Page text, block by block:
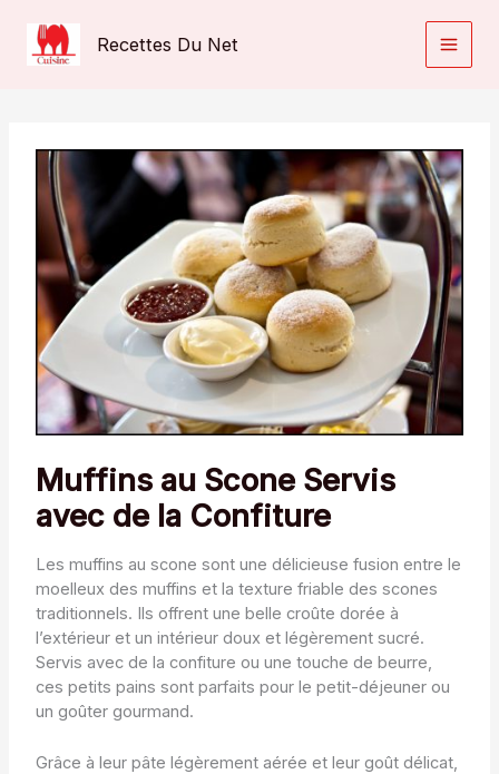
contenu
Recettes Du Net
Muffins au Scone Servis
avec de la Confiture
Les muffins au scone sont une délicieuse fusion entre le
moelleux des muffins et la texture friable des scones
traditionnels. Ils offrent une belle croûte dorée à
l’extérieur et un intérieur doux et légèrement sucré.
Servis avec de la confiture ou une touche de beurre,
ces petits pains sont parfaits pour le petit-déjeuner ou
un goûter gourmand.
Grâce à leur pâte légèrement aérée et leur goût délicat,